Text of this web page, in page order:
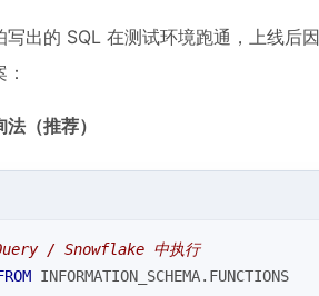
写出的 SQL 在测试环境跑通，上线后
（推荐）
/ Snowflake 中执行
INFORMATION_SCHEMA.FUNCTIONS